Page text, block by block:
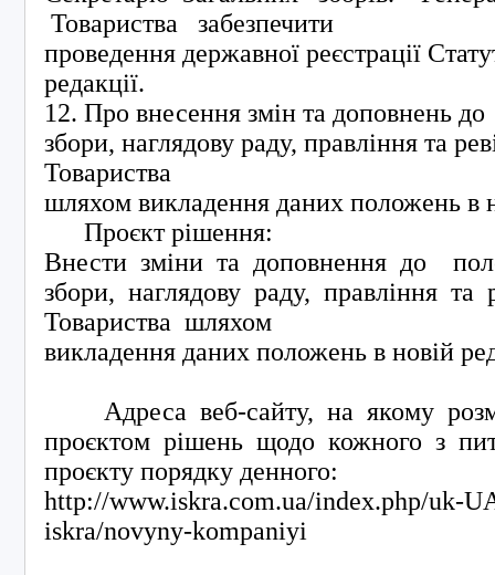
Товариства забезпечити
проведення державної реєстрації
редакції.
12. Про внесення змін та доповнень
збори, наглядову раду, правління та
Товариства
шляхом викладення даних положень в
Проєкт рішення:
Внести зміни та доповнення до
збори, наглядову раду, правління та
Товариства шляхом
викладення даних положень в новій
Адреса веб-сайту, на якому
проєктом рішень щодо кожного з
проєкту порядку денного:
http://www.iskra.com.ua/index.php/uk-
iskra/novyny-kompaniyi